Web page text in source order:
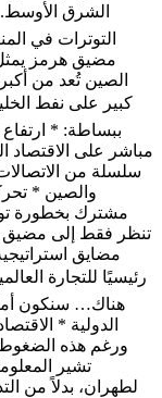
الشرق
التوترات في
مضيق هرمز يمثل
الصين تُعد من
كبير على نفط
ببساطة: *
مباشر على الاقتصاد
سلسلة من
والصين *
مشترك بخطورة
تنظر فقط إلى مضيق
مضايق
رئيسيًا للتجارة
هناك… سنكون
الدولية *
ورغم هذه
تشير
لطهران، بدلاً من